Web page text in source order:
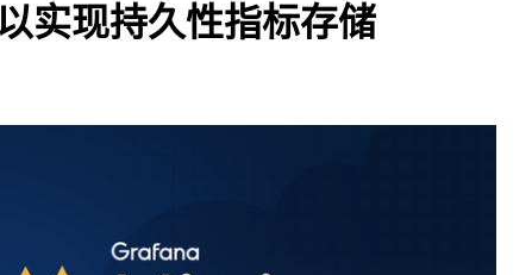
实现持久性指标存储